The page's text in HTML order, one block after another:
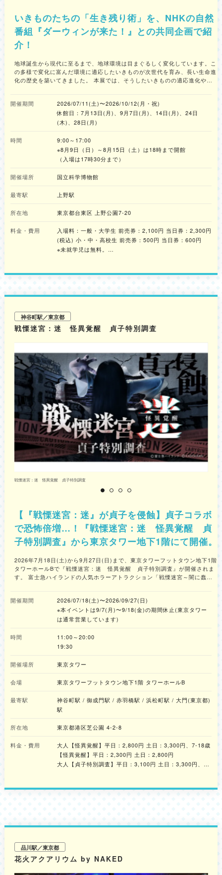
いきものたちの「生き残り術」を、NHKの自然
番組『ダーウィンが来た！』との共同企画で紹
介！
地球誕生から現代に至るまで、地球環境は目まぐるしく変化しています。こ
の多様で変化に富んだ環境に適応したいきものが次世代を育み、長い生命進
化の歴史を築いてきました。 本展では、そうしたいきものの適応進化や生
所蔵する標本・資料、研究成果、さらにはNHKが撮影してきた多くの映像を
駆使し、いきものたちの環境適応や生存戦略などが項目ごとに展開されま
す。この機会に足を運んでみてはいかがでしょうか。 -----------------------
さんのいきものたちの剥製や大きなパネルがお出迎え。 さっそく先に続く
展示への期待感が高まりました。 展示は6つのブースに分かれていて、「五
感」「サイズ」「移動手段」などのテーマごとにいきものたちの違いが分か
りやすく紹介されています。 どのブースでも貴重な標本や映像、丁寧な解
説、音声ガイドによって、今まで知らなかった「いきものたちの生態」を知
ることができ、時間が経つのを忘れてしまうぐらい没頭して見入ってしまい
紀さんが、特におもしろかった展示として「ナマケモノ」を挙げていたの
得･･･！この衝撃はぜひ、実際に皆さんの目で確かめていただきたいです！
「視覚：見る」、「触覚：触る」、「聴覚：聴く」、「嗅覚：嗅ぐ」、「味
覚：味わう」の五感は生き残るための重要なセンサー！いきものによってど
のセンサーが研ぎ澄まされていて、どんな驚きや戦略があるのだろう。
知るほど面白い。エネルギー源（動物や植物）を獲得する多様性や体内への
ものの挑戦「サイズ」適応術 いきものたちの体やサイズは三者三様。今は
小さくても昔は大きかったいきものや、地球上最大の動物が海にいたりす
らも驚くべき戦略や適応が見えてくる。 ■CHAPTER4：いきもので異なる
「移動」のかたち いきものの大半は移動しながら生きているが、その手段
や体の構造は、実に多様性に富んでいる。それは生息環境に適応したり、生
き残り作戦に繋げるためなのである。でも、実は、移動しないいきものもい
か。 ■CHAPTER5：いきものに学ぶ「集団」の意義 様々な場面で優位に立
つために、いきものの大半は生涯を単独で過ごすことが多く、重要な生き残
り作戦の1つ。一方、あえて「群れる」ことで生き残ってきたいきものも少
なくない。「群れる」とは？「群れない」とは？その意義や真意を見ること
ができます。 ■CHAPTER6：いきものが紡ぐ「命のバトン」 いきものたち
は、出会い・育み・旅立つことを繰り返しながら、次世代へ「命のバトン」
を紡いでいる。それが、生きとしいけるもの全ての根源。それぞれのシーン
に見られる驚きと安藤の戦略や適応を見ることができます。 【音声ガイ
ド】 相葉雅紀さんと「くじらじい」そして「ヒゲじい」が、いきものの不
思議をまるごとナビゲート！ ナビゲーター：相葉雅紀 出演：くじらじい、
ヒゲじい スペシャル解説： 田島 木綿子 井手 竜也 對比地 孝亘 並河 洋 会
場レンタル版：650円 アプリ配信版：800円 ※内容の詳細は公式サイトをご
確認ください。 (C)国立科学博物館
開催期間
2026/07/11(土)〜2026/10/12(月・祝)
休館日：7月13日(月)、9月7日(月)、14日(月)、24日
(木)、28日(月)
時間
9:00～17:00
※8月9日（日）～8月15日（土）は18時まで開館
（入場は17時30分まで）
開催場所 国立科学博物館
最寄駅 上野駅
所在地 東京都台東区 上野公園7-20
料金・費用
入場料：一般・大学生 前売券：2,100円 当日券：2,300円
(税込) 小・中・高校生 前売券：500円 当日券：600円
※未就学児は無料。
示ください。
日本館）もご覧いただけますが、常設展示の開館時間内に
※会場内の混雑等により、ご入場を制限する場合がありま
す。
【日時予約制実施日】土日祝日および8月10日(月)～8月
14日(金)の期間については、日時指定予約を実施します。
当日券での入場枠も設けておりますが、ご入場時にお待ち
いただく場合がございます。入場枠が完売した際はご入場
いただけません。詳細は公式サイトをご確認ください。
神谷町駅／東京都
戦慄迷宮：迷 怪異覚醒 貞子特別調査
戦慄迷宮：迷 怪異覚醒 貞子特別調査
【『戦慄迷宮：迷』が貞子を侵蝕】貞子コラボ
で恐怖倍増…！『戦慄迷宮：迷 怪異覚醒 貞
子特別調査』から東京タワー地下1階にて開催。
2026年7月18日(土)から9月27日(日)まで、東京タワーフットタウン地下1階
タワーホールBで『戦慄迷宮：迷 怪異覚醒 貞子特別調査』が開催されま
す。 富士急ハイランドの人気ホラーアトラクション「戦慄迷宮～闇に蠢く
怪異との遭遇率が15％アップし、8フロア・全長約1kmのバーチャル迷宮を
巡るスリル満点のVRホラーアトラクションが楽しめます。バーチャル空間
では写真撮影や自撮りも可能で、遭遇した怪異や貞子を写真に収め、調査報
事前チケットを公式サイトで販売。当日券も用意されていますが、予定枚数
に達し次第販売終了となります。 貞子とのコラボレーションで恐怖が増し
開催期間
2026/07/18(土)〜2026/09/27(日)
※本イベントは9/7(月)〜9/18(金)の期間休止(東京タワー
は通常営業しています)
時間
11:00～20:00
19:30
開催場所 東京タワー
会場 東京タワーフットタウン地下1階 タワーホールB
最寄駅
神谷町駅 / 御成門駅 / 赤羽橋駅 / 浜松町駅 / 大門(東京都)
駅
所在地 東京都港区芝公園 4-2-8
料金・費用
大人【怪異覚醒】平日：2,800円 土日：3,300円、7-18歳
【怪異覚醒】平日：2,300円 土日：2,800円
大人【貞子特別調査】平日：3,100円 土日：3,300円、7-
品川駅／東京都
花火アクアリウム by NAKED